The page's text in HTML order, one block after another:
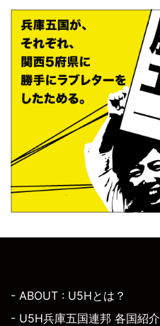
- ABOUT : U5Hとは？
- U5H兵庫五国連邦 各国紹介